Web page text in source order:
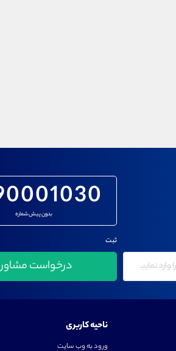
بدون پیش شماره
ثبت
ناحیه کاربری
ورود به وب سایت